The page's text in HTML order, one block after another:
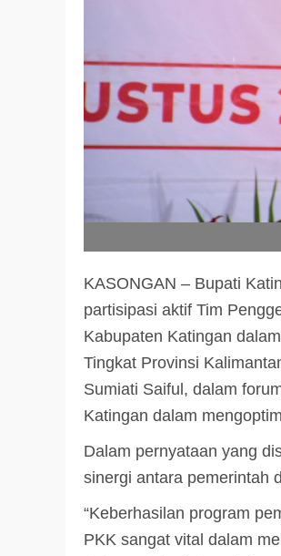
KASONGAN – Bupati
partisipasi aktif Tim
Kabupaten Katingan
Tingkat Provinsi
Sumiati Saiful, dalam
Katingan dalam
Dalam pernyataan yang
sinergi antara pemerintah
“Keberhasilan program
PKK sangat vital dalam